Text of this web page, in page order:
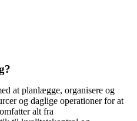
at planlægge, organisere og
og daglige operationer for at
alt fra